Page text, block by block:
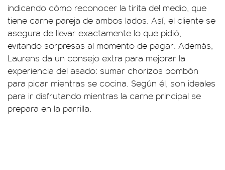
indicando cómo reconocer la tirita del medio, que
tiene carne pareja de ambos lados. Así, el cliente se
asegura de llevar exactamente lo que pidió,
evitando sorpresas al momento de pagar. Además,
Laurens da un consejo extra para mejorar la
experiencia del asado: sumar chorizos bombón
para picar mientras se cocina. Según él, son ideales
para ir disfrutando mientras la carne principal se
prepara en la parrilla.